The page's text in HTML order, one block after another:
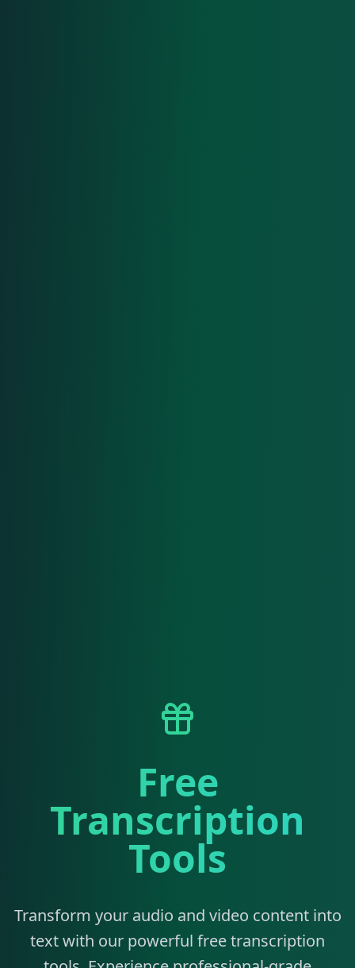
Free
Transcription
Tools
Transform your audio and video content into
text with our powerful free transcription